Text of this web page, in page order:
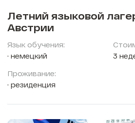
Летний языковой
Австрии
Язык обучения:
немецкий
Проживание:
резиденция
3